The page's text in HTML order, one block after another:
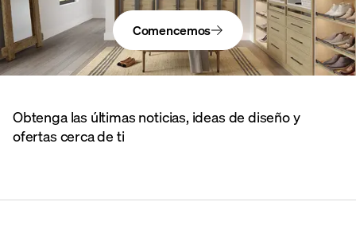
Comencemos
Obtenga las últimas noticias, ideas de diseño y
ofertas cerca de ti